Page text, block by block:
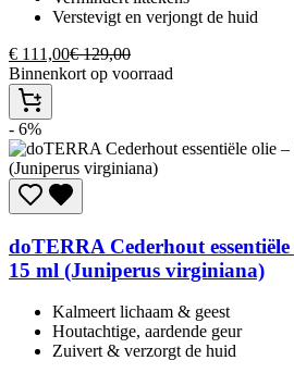
Verstevigt en verjongt de huid
€ 111,00€129,00
Binnenkort op voorraad
- 6%
doTERRA Cederhout
15 ml (Juniperus virginiana)
Kalmeert lichaam & geest​
Houtachtige, aardende geur​
Zuivert & verzorgt de huid​